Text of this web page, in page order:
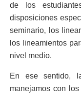
de los
disposiciones
seminario, los
los lineamientos
nivel medio.
En ese sentido,
manejamos con